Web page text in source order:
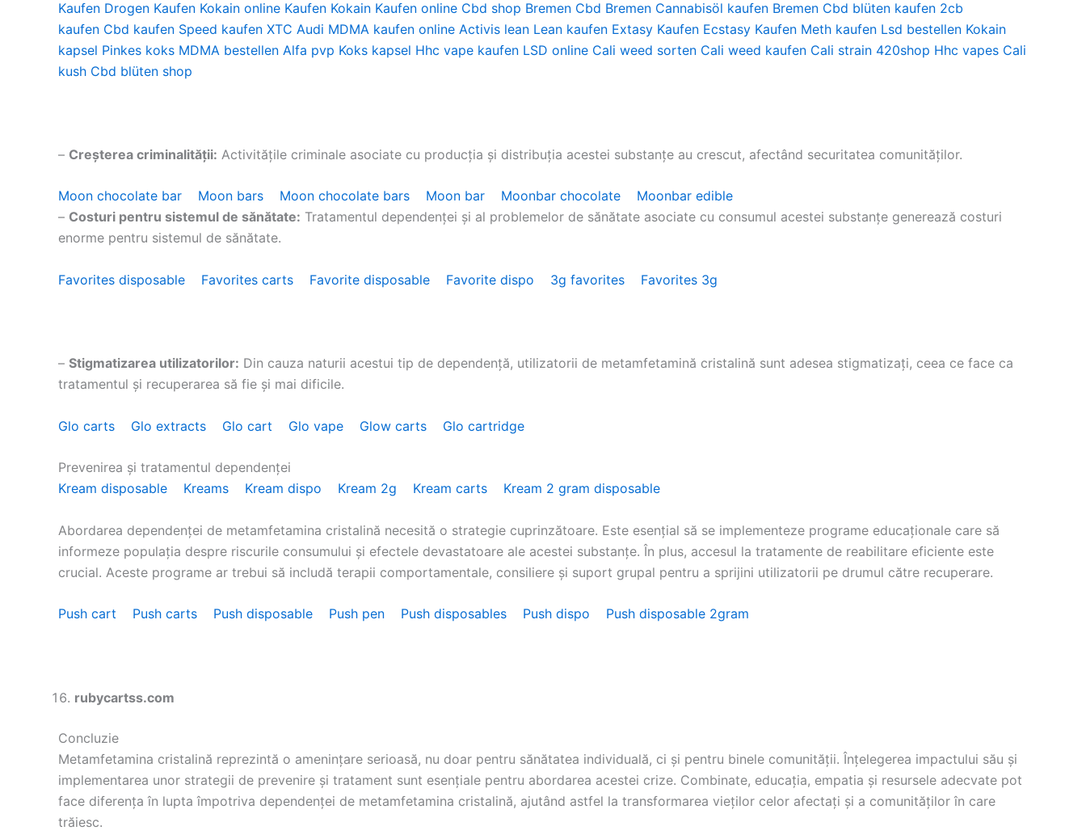
Kaufen Drogen Kaufen Kokain online Kaufen Kokain Kaufen online Cbd shop Bremen Cbd Bremen Cannabisöl kaufen Bremen Cbd blüten kaufen 2cb
kaufen Cbd kaufen Speed kaufen XTC Audi MDMA kaufen online Activis lean Lean kaufen Extasy Kaufen Ecstasy Kaufen Meth kaufen Lsd bestellen Kokain
kapsel Pinkes koks MDMA bestellen Alfa pvp Koks kapsel Hhc vape kaufen LSD online Cali weed sorten Cali weed kaufen Cali strain 420shop Hhc vapes Cali
kush Cbd blüten shop
– Creșterea criminalității: Activitățile criminale asociate cu producția și distribuția acestei substanțe au crescut, afectând securitatea comunităților.
Moon chocolate bar Moon bars Moon chocolate bars Moon bar Moonbar chocolate
Moonbar edible
– Costuri pentru sistemul de sănătate: Tratamentul dependenței și al problemelor de sănătate asociate cu consumul acestei substanțe generează costuri
enorme pentru sistemul de sănătate.
Favorites disposable Favorites carts Favorite disposable Favorite dispo 3g favorites Favorites 3g
– Stigmatizarea utilizatorilor: Din cauza naturii acestui tip de dependență, utilizatorii de metamfetamină cristalină sunt adesea stigmatizați, ceea ce face ca
tratamentul și recuperarea să fie și mai dificile.
Glo carts Glo extracts Glo cart Glo vape Glow carts Glo cartridge
Prevenirea și tratamentul dependenței
Kream disposable
Kreams Kream dispo Kream 2g Kream carts Kream 2 gram disposable
Abordarea dependenței de metamfetamina cristalină necesită o strategie cuprinzătoare. Este esențial să se implementeze programe educaționale care să
informeze populația despre riscurile consumului și efectele devastatoare ale acestei substanțe. În plus, accesul la tratamente de reabilitare eficiente este
crucial. Aceste programe ar trebui să includă terapii comportamentale, consiliere și suport grupal pentru a sprijini utilizatorii pe drumul către recuperare.
Push cart Push carts Push disposable Push pen Push disposables Push dispo Push disposable 2gram
rubycartss.com
Concluzie
Metamfetamina cristalină reprezintă o amenințare serioasă, nu doar pentru sănătatea individuală, ci și pentru binele comunității. Înțelegerea impactului său și
implementarea unor strategii de prevenire și tratament sunt esențiale pentru abordarea acestei crize. Combinate, educația, empatia și resursele adecvate pot
face diferența în lupta împotriva dependenței de metamfetamina cristalină, ajutând astfel la transformarea vieților celor afectați și a comunităților în care
trăiesc.